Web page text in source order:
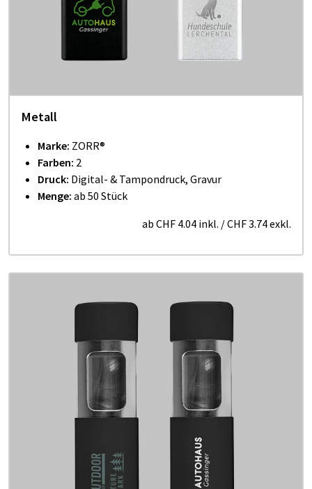
Metall
Marke: ZORR®
Farben: 2
Druck: Digital- & Tampondruck, Gravur
Menge: ab 50 Stück
ab CHF 4.04 inkl. /CHF 3.74exkl.